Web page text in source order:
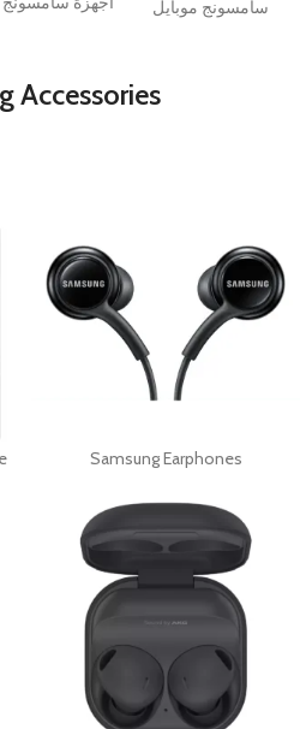
سامسونج موبايل
Accessories
Samsung Earphones